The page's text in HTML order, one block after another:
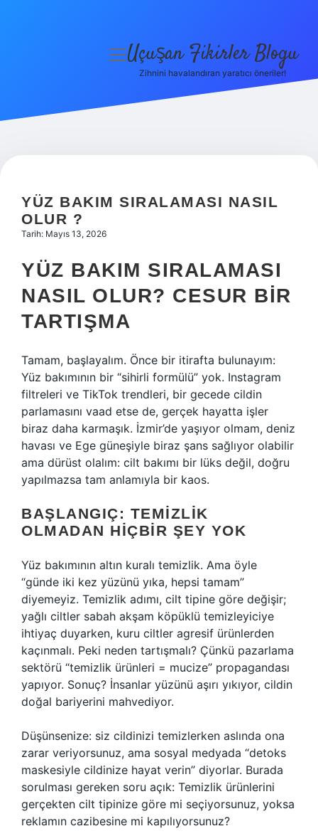
Hakkımızda
menüyü
Uçuşan Fikirler Blogu
Zihnini havalandıran yaratıcı öneriler!
YÜZ BAKIM SIRALAMASI NASIL
OLUR ?
Tarih: Mayıs 13, 2026
YÜZ BAKIM SIRALAMASI
NASIL OLUR? CESUR BIR
TARTIŞMA
Tamam, başlayalım. Önce bir itirafta bulunayım:
Yüz bakımının bir “sihirli formülü” yok. Instagram
filtreleri ve TikTok trendleri, bir gecede cildin
parlamasını vaad etse de, gerçek hayatta işler
biraz daha karmaşık. İzmir’de yaşıyor olmam, deniz
havası ve Ege güneşiyle biraz şans sağlıyor olabilir
ama dürüst olalım: cilt bakımı bir lüks değil, doğru
yapılmazsa tam anlamıyla bir kaos.
BAŞLANGIÇ: TEMIZLIK
OLMADAN HIÇBIR ŞEY YOK
Yüz bakımının altın kuralı temizlik. Ama öyle
“günde iki kez yüzünü yıka, hepsi tamam”
diyemeyiz. Temizlik adımı, cilt tipine göre değişir;
yağlı ciltler sabah akşam köpüklü temizleyiciye
ihtiyaç duyarken, kuru ciltler agresif ürünlerden
kaçınmalı. Peki neden tartışmalı? Çünkü pazarlama
sektörü “temizlik ürünleri = mucize” propagandası
yapıyor. Sonuç? İnsanlar yüzünü aşırı yıkıyor, cildin
doğal bariyerini mahvediyor.
Düşünsenize: siz cildinizi temizlerken aslında ona
zarar veriyorsunuz, ama sosyal medyada “detoks
maskesiyle cildinize hayat verin” diyorlar. Burada
sorulması gereken soru açık: Temizlik ürünlerini
gerçekten cilt tipinize göre mi seçiyorsunuz, yoksa
reklamın cazibesine mi kapılıyorsunuz?